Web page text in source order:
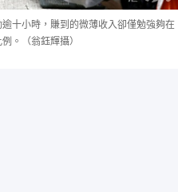
十小時，賺到的微薄收入卻僅勉強夠在
。（翁鈺輝攝）